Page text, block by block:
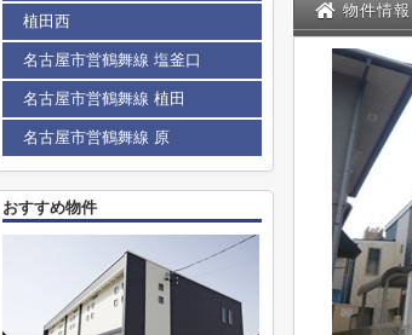
物件情報
植田西
名古屋市営鶴舞線 塩釜口
名古屋市営鶴舞線 植田
名古屋市営鶴舞線 原
おすすめ物件